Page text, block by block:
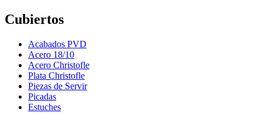
Cubiertos
Acabados PVD
Acero 18/10
Acero Christofle
Plata Christofle
Piezas de Servir
Picadas
Estuches